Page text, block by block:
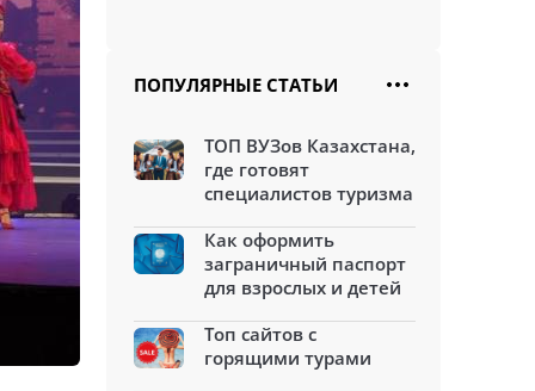
ПОПУЛЯРНЫЕ СТАТЬИ
ТОП ВУЗов Казахстана,
где готовят
специалистов туризма
Как оформить
заграничный паспорт
для взрослых и детей
Топ сайтов с
горящими турами